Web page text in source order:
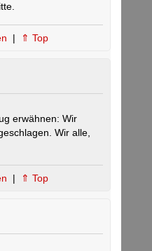
| ⇑ Top
erwähnen: Wir
Wir alle,
| ⇑ Top